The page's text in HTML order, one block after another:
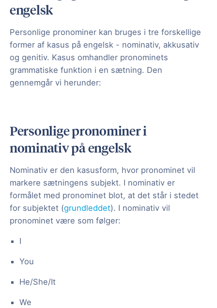
engelsk
Personlige pronominer kan bruges i tre forskellige
former af kasus på engelsk - nominativ, akkusativ
og genitiv. Kasus omhandler pronominets
grammatiske funktion i en sætning. Den
gennemgår vi herunder:
Personlige pronominer i
nominativ på engelsk
Nominativ er den kasusform, hvor pronominet vil
markere sætningens subjekt. I nominativ er
formålet med pronominet blot, at det står i stedet
for subjektet (grundleddet). I nominativ vil
pronominet være som følger:
I
You
He/She/It
We